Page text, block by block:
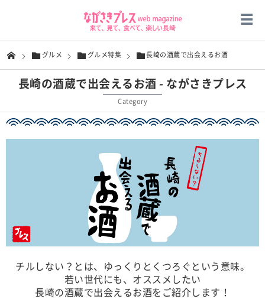
グルメ グルメ特集 長崎の酒蔵で出会えるお酒
長崎の酒蔵で出会えるお酒 - ながさきプレス
Category
チルしない？とは、ゆっくりとくつろぐという意味。
若い世代にも、オススメしたい
長崎の酒蔵で出会えるお酒をご紹介します！